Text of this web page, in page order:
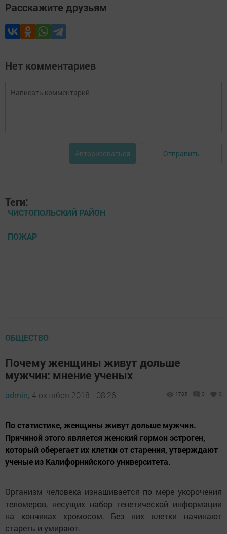
Расскажите друзьям
Нет комментариев
Авторизоваться Отправить
Теги:
ЧИСТОПОЛЬСКИЙ РАЙОН
ПОЖАР
ОБЩЕСТВО
Почему женщины живут дольше
мужчин: мнение ученых
admin, 4 октября 2018 - 08:26 1785 0 0
По статистике, женщины живут дольше мужчин.
Причиной этого является женский гормон эстроген,
который оберегает их клетки от старения, утверждают
ученые из Калифорнийского университета.
Организм человека изнашивается по мере укорочения
теломеров, несущих набор генетической информации
на кончиках хромосом. Без них клетки начинают
стареть и умирают.